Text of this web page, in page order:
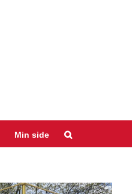
Min side